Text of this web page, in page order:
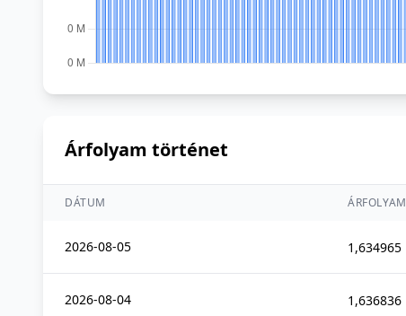
Árfolyam történet
DÁTUM ÁRFOLYAM
2026-08-05 1,634965
2026-08-04 1,636836